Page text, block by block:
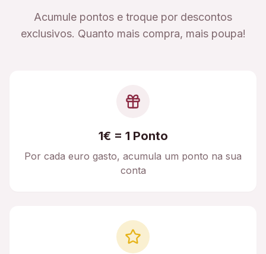
Acumule pontos e troque por descontos
exclusivos. Quanto mais compra, mais poupa!
1€ = 1 Ponto
Por cada euro gasto, acumula um ponto na sua
conta